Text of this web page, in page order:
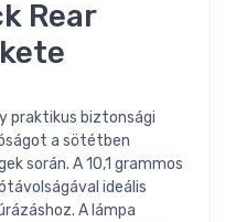
Rear
praktikus biztonsági
a sötétben
során. A 10,1 grammos
ideális
A lámpa